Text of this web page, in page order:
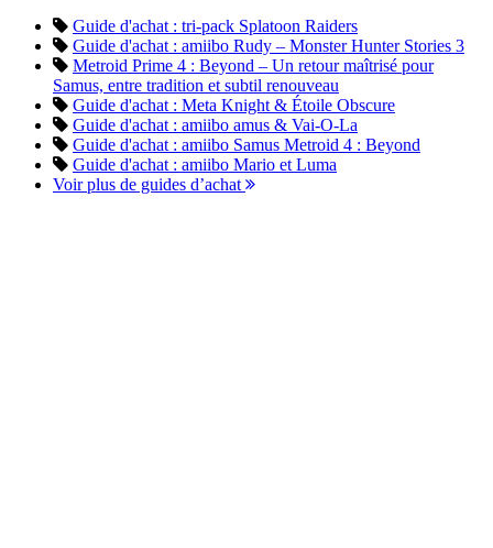
Guide d'achat : tri-pack Splatoon Raiders
Guide d'achat : amiibo Rudy – Monster Hunter Stories 3
Metroid Prime 4 : Beyond – Un retour maîtrisé pour
Samus, entre tradition et subtil renouveau
Guide d'achat : Meta Knight & Étoile Obscure
Guide d'achat : amiibo amus & Vai-O-La
Guide d'achat : amiibo Samus Metroid 4 : Beyond
Guide d'achat : amiibo Mario et Luma
Voir plus de guides d’achat